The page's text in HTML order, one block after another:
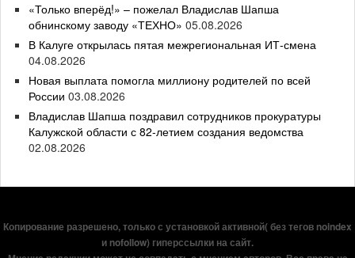
«Только вперёд!» – пожелал Владислав Шапша
обнинскому заводу «ТЕХНО» 05.08.2026
В Калуге открылась пятая межрегиональная ИТ-смена
04.08.2026
Новая выплата помогла миллиону родителей по всей
России 03.08.2026
Владислав Шапша поздравил сотрудников прокуратуры
Калужской области с 82-летием создания ведомства
02.08.2026
Копирование разрешено, только с установкой активной( без тегов noindex
и nofollow) гиперссылки на сайт.